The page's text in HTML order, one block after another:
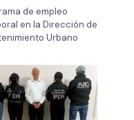
de empleo
en la Dirección de
Urbano